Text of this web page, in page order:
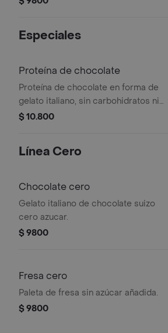
Especiales
Proteína de chocolate
Proteína de chocolate en forma de
gelato italiano, sin carbohidratos ni
grasas. Ideal para quienes buscan un
$ 10.800
Línea Cero
Chocolate cero
Gelato italiano de chocolate suizo
cero azucar.
$ 9800
Fresa cero
Paleta de fresa sin azúcar añadida.
$ 9800